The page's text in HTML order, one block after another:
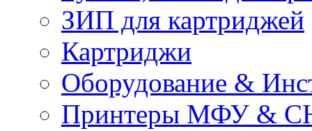
ЗИП для картриджей
Картриджи
Оборудование &
Принтеры МФУ &